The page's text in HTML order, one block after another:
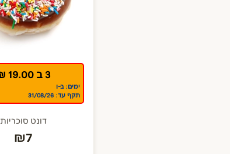
3 ב 19.00 ₪
ימים: ב-ו
תקף עד: 31/08/26
דונט סוכריות
₪7